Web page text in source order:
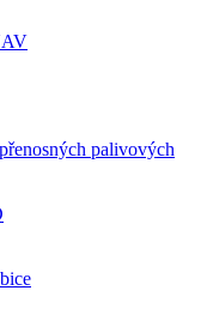
palivových